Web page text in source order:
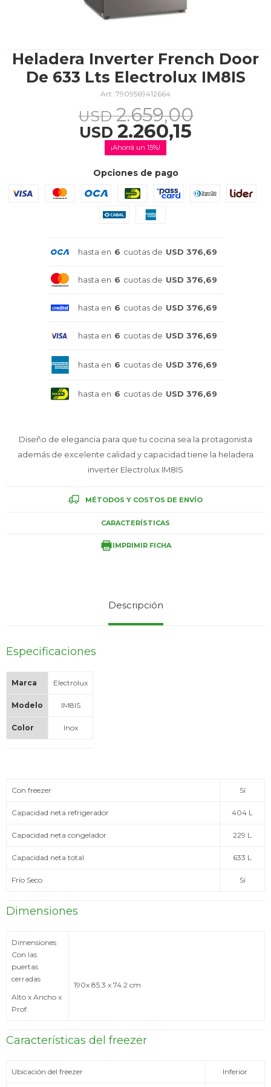
Heladera Inverter French Door
De 633 Lts Electrolux IM8IS
7909569412664
USD 2.260,15
USD 2.659,00
15
Opciones de pago
hasta en 6 cuotas de USD 376,69
hasta en 6 cuotas de USD 376,69
hasta en 6 cuotas de USD 376,69
hasta en 6 cuotas de USD 376,69
hasta en 6 cuotas de USD 376,69
hasta en 6 cuotas de USD 376,69
Diseño de elegancia para que tu cocina sea la protagonista
además de excelente calidad y capacidad tiene la heladera
inverter Electrolux IM8IS
MÉTODOS Y COSTOS DE ENVÍO
CARACTERÍSTICAS
IMPRIMIR FICHA
Descripción
Especificaciones
Marca Electrolux
Modelo IM8IS
Color Inox
Con freezer Sí
Capacidad neta refrigerador 404 L
Capacidad neta congelador 229 L
Capacidad neta total 633 L
Frío Seco Si
Dimensiones
Dimensiones
Con las
puertas
cerradas
Alto x Ancho x
Prof.
190x 85.3 x 74.2 cm
Características del freezer
Ubicación del freezer Inferior
Cuidado personal
Celulares
Atención Personalizada
Local